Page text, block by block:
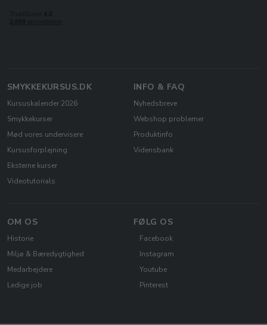
SMYKKEKURSUS.DK
Kursuskalender 2026
Smykkekurser
Mød vores undervisere
Kursusforplejning
Eksterne kurser
Videotutorials
INFO & FAQ
Nyhedsbreve
Webshop problemer
Produktinfo
Vidensbank
OM OS
Historie
Miljø & Bæredygtighed
Medarbejdere
Ledige job
FØLG OS
Facebook
Instagram
Youtube
Pinterest